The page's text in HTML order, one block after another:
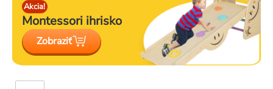
Akcia!
Montessori ihrisko
Zobraziť